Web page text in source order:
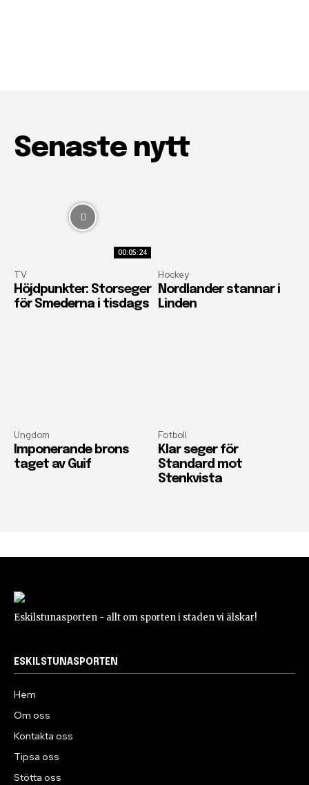
Senaste nytt
00:05:24
TV
Höjdpunkter: Storseger
för Smederna i tisdags
Hockey
Nordlander stannar i
Linden
Ungdom
Imponerande brons
taget av Guif
Fotboll
Klar seger för
Standard mot
Stenkvista
Eskilstunasporten - allt om sporten i staden vi älskar!
ESKILSTUNASPORTEN
Hem
Om oss
Kontakta oss
Tipsa oss
Stötta oss